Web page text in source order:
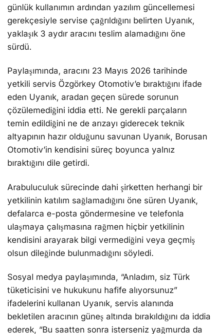
günlük kullanımın ardından yazılım güncellemesi
gerekçesiyle servise çağrıldığını belirten Uyanık,
yaklaşık 3 aydır aracını teslim alamadığını öne
sürdü.
Paylaşımında, aracını 23 Mayıs 2026 tarihinde
yetkili servis Özgörkey Otomotiv’e bıraktığını ifade
eden Uyanık, aradan geçen sürede sorunun
çözülemediğini iddia etti. Ne gerekli parçaların
temin edildiğini ne de arızayı giderecek teknik
altyapının hazır olduğunu savunan Uyanık, Borusan
Otomotiv’in kendisini süreç boyunca yalnız
bıraktığını dile getirdi.
Arabuluculuk sürecinde dahi şirketten herhangi bir
yetkilinin katılım sağlamadığını öne süren Uyanık,
defalarca e-posta göndermesine ve telefonla
ulaşmaya çalışmasına rağmen hiçbir yetkilinin
kendisini arayarak bilgi vermediğini veya geçmiş
olsun dileğinde bulunmadığını söyledi.
Sosyal medya paylaşımında, “Anladım, siz Türk
tüketicisini ve hukukunu hafife alıyorsunuz”
ifadelerini kullanan Uyanık, servis alanında
bekletilen aracının güneş altında bırakıldığını da iddia
ederek, “Bu saatten sonra isterseniz yağmurda da